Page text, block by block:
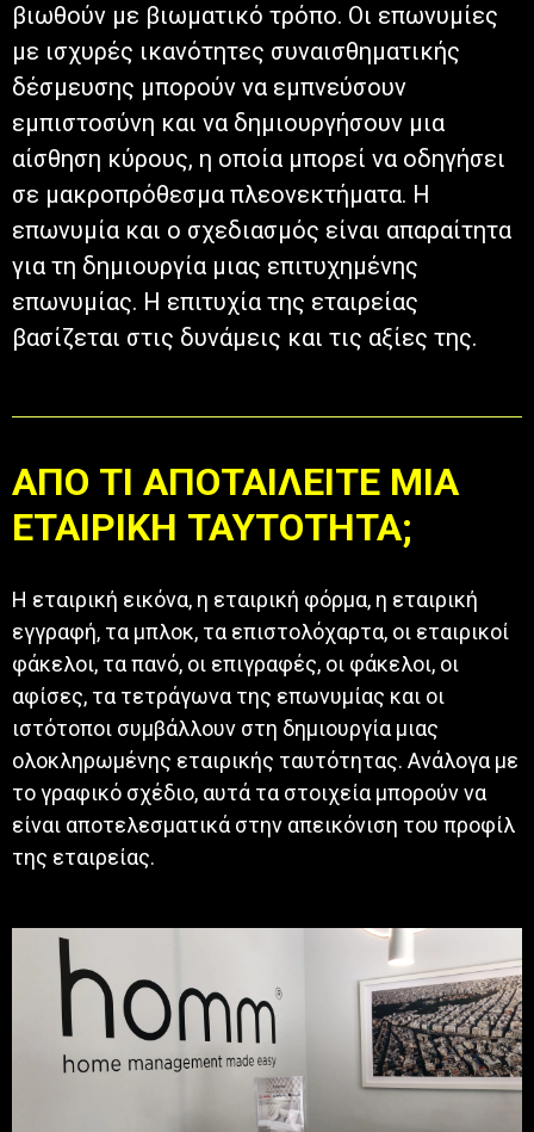
βιωθούν με βιωματικό τρόπο. Οι επωνυμίες
με ισχυρές ικανότητες συναισθηματικής
δέσμευσης μπορούν να εμπνεύσουν
εμπιστοσύνη και να δημιουργήσουν μια
αίσθηση κύρους, η οποία μπορεί να οδηγήσει
σε μακροπρόθεσμα πλεονεκτήματα. Η
επωνυμία και ο σχεδιασμός είναι απαραίτητα
για τη δημιουργία μιας επιτυχημένης
επωνυμίας. Η επιτυχία της εταιρείας
βασίζεται στις δυνάμεις και τις αξίες της.
ΑΠΟ ΤΙ ΑΠΟΤΑΙΛΕΙΤΕ ΜΙΑ
ΕΤΑΙΡΙΚΗ ΤΑΥΤΟΤΗΤΑ;
Η εταιρική εικόνα, η εταιρική φόρμα, η εταιρική
εγγραφή, τα μπλοκ, τα επιστολόχαρτα, οι εταιρικοί
φάκελοι, τα πανό, οι επιγραφές, οι φάκελοι, οι
αφίσες, τα τετράγωνα της επωνυμίας και οι
ιστότοποι συμβάλλουν στη δημιουργία μιας
ολοκληρωμένης εταιρικής ταυτότητας. Ανάλογα με
το γραφικό σχέδιο, αυτά τα στοιχεία μπορούν να
είναι αποτελεσματικά στην απεικόνιση του προφίλ
της εταιρείας.